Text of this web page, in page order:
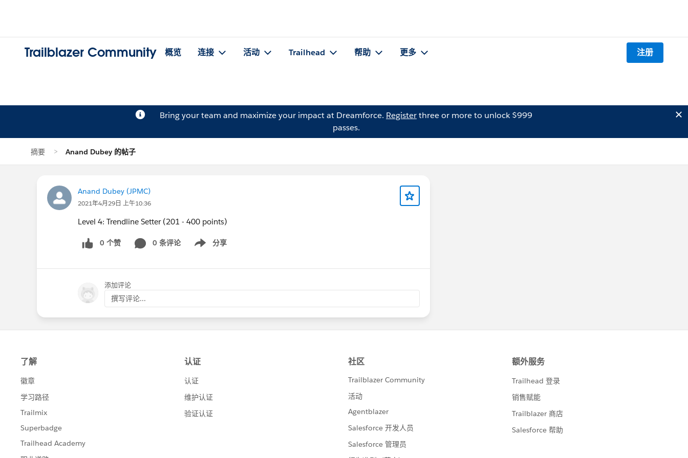
Trailblazer Community 概览 连接 活动 Trailhead 帮助 更多 注册
Bring your team and maximize your impact at Dreamforce. Registerthree or more to unlock $999
passes.
摘要 Anand Dubey 的帖子
Anand Dubey (JPMC)
2021年4月29日 上午10:36
Level 4: Trendline Setter (201 - 400 points)
0 个赞 0 条评论 分享
Show menu
添加评论
撰写评论...